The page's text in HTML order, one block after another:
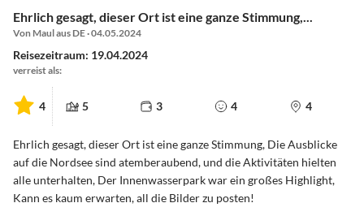
Ehrlich gesagt, dieser Ort ist eine ganze Stimmung,...
Von Maul aus DE · 04.05.2024
Reisezeitraum: 19.04.2024
verreist als:
4 5 3 4 4
Ehrlich gesagt, dieser Ort ist eine ganze Stimmung, Die Ausblicke
auf die Nordsee sind atemberaubend, und die Aktivitäten hielten
alle unterhalten, Der Innenwasserpark war ein großes Highlight,
Kann es kaum erwarten, all die Bilder zu posten!